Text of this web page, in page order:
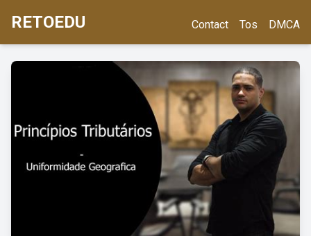
RETOEDU Contact Tos DMCA